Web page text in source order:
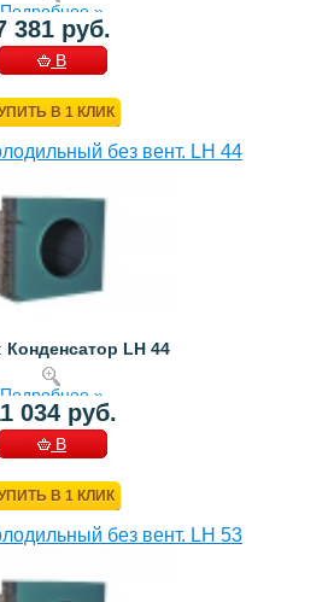
Подробнее »
381 руб.
В
В 1 КЛИК
без вент. LH 44
Конденсатор LH 44
Подробнее »
034 руб.
В
В 1 КЛИК
без вент. LH 53